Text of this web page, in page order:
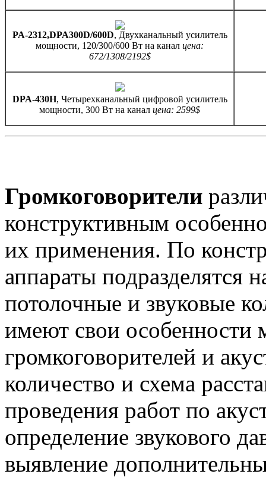
PA-2312,DPA300D/600D, Двухканальный усилитель
мощности, 120/300/600 Вт на канал цена:
672/1308/2192$
DPA-430H, Четырехканальный цифровой усилитель
мощности, 300 Вт на канал цена: 2599$
Громкоговорители
конструктивным
их применения. По
аппараты подразделятся
потолочные и звуковые
имеют свои
громкоговорителей и
количество и схема
проведения работ по
определение звукового
выявление